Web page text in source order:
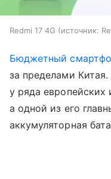
Redmi 17 4G источник:
Бюджетный
за пределами
у ряда европейских
а одной из его
аккумуляторная